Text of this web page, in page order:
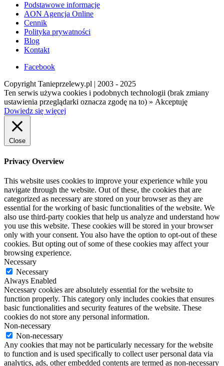
Podstawowe informacje
AON Agencja Online
Cennik
Polityka prywatności
Blog
Kontakt
Facebook
Copyright Tanieprzelewy.pl | 2003 - 2025
Ten serwis używa cookies i podobnych technologii (brak zmiany
ustawienia przeglądarki oznacza zgodę na to) » Akceptuję
Dowiedz się więcej
Close
Privacy Overview
This website uses cookies to improve your experience while you
navigate through the website. Out of these, the cookies that are
categorized as necessary are stored on your browser as they are
essential for the working of basic functionalities of the website. We
also use third-party cookies that help us analyze and understand how
you use this website. These cookies will be stored in your browser
only with your consent. You also have the option to opt-out of these
cookies. But opting out of some of these cookies may affect your
browsing experience.
Necessary
Necessary
Always Enabled
Necessary cookies are absolutely essential for the website to
function properly. This category only includes cookies that ensures
basic functionalities and security features of the website. These
cookies do not store any personal information.
Non-necessary
Non-necessary
Any cookies that may not be particularly necessary for the website
to function and is used specifically to collect user personal data via
analytics, ads, other embedded contents are termed as non-necessary